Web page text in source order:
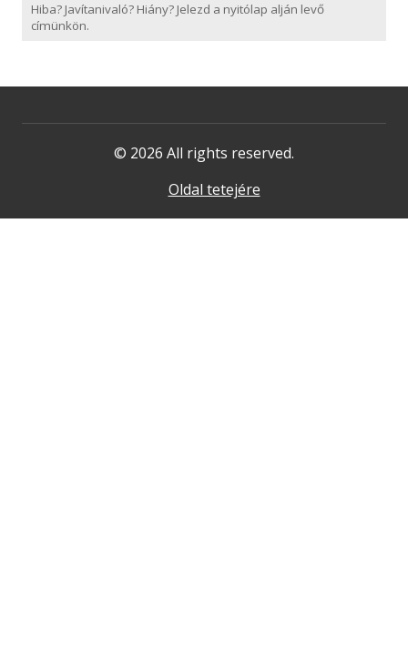
Hiba? Javítanivaló? Hiány? Jelezd a nyitólap alján levő
címünkön.
© 2026 All rights reserved.
Oldal tetejére